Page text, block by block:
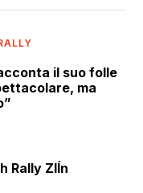
il suo folle
ma
Rally ZlÍn